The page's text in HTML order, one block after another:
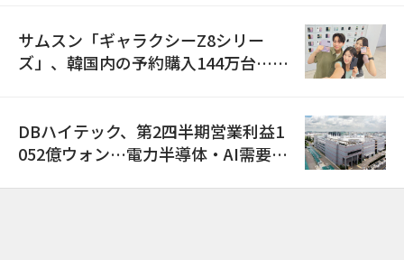
サムスン「ギャラクシーZ8シリー
ズ」、韓国内の予約購入144万台…
DBハイテック、第2四半期営業利益1
052億ウォン…電力半導体・AI需要増